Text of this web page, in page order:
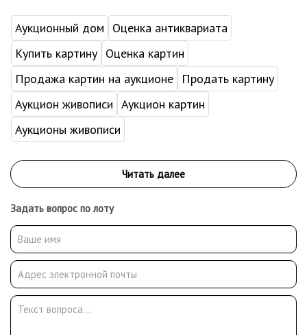
Аукционный дом
Оценка антиквариата
Купить картину Оценка картин
Продажа картин на аукционе
Продать картину
Аукцион живописи Аукцион картин
Аукционы живописи
Задать вопрос по лоту